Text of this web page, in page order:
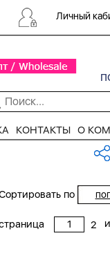
Личный
КОНТАКТЫ О
по
2